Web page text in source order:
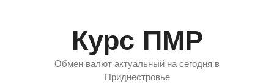
Курс ПМР
Обмен валют актуальный на сегодня в
Приднестровье